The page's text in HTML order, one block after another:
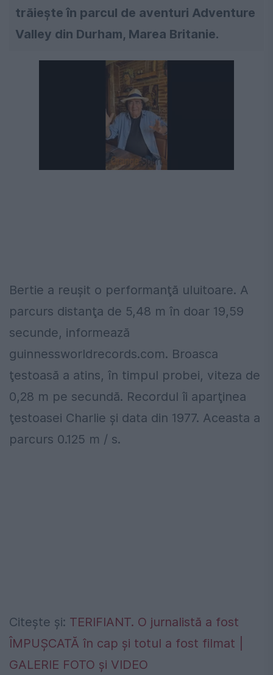
trăieşte în parcul de aventuri Adventure
Valley din Durham, Marea Britanie.
Bertie a reuşit o performanţă uluitoare. A
parcurs distanţa de 5,48 m în doar 19,59
secunde, informează
guinnessworldrecords.com. Broasca
ţestoasă a atins, în timpul probei, viteza de
0,28 m pe secundă. Recordul îi aparţinea
ţestoasei Charlie şi data din 1977. Aceasta a
parcurs 0.125 m / s.
Citeşte şi: TERIFIANT. O jurnalistă a fost
ÎMPUŞCATĂ în cap şi totul a fost filmat |
GALERIE FOTO şi VIDEO